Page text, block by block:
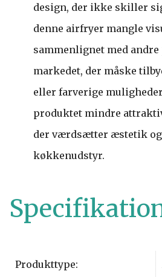
design, der ikke skiller
denne airfryer mangle
sammenlignet med
markedet, der måske
eller farverige
produktet mindre
der værdsætter æstetik og
køkkenudstyr.
Produkttype: